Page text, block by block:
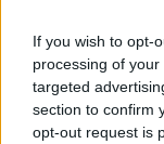
If you wish to opt-
processing of
targeted
section to confirm
opt-out request is